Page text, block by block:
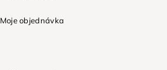
Moje objednávka